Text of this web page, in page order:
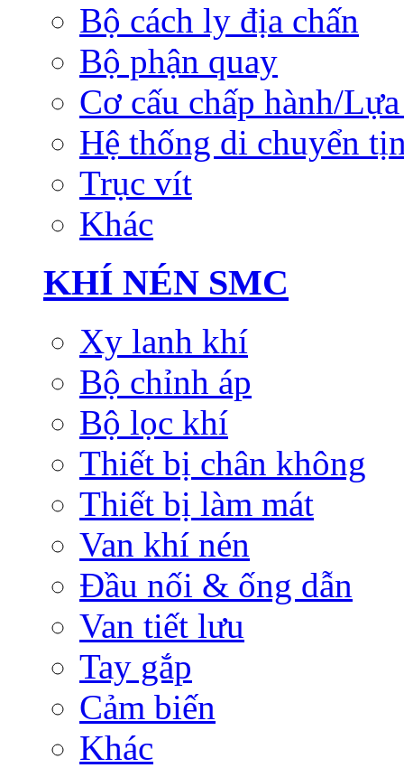
Bộ cách ly địa chấn
Bộ phận quay
Cơ cấu chấp hành/
Hệ thống di chuyển
Trục vít
Khác
KHÍ NÉN SMC
Xy lanh khí
Bộ chỉnh áp
Bộ lọc khí
Thiết bị chân không
Thiết bị làm mát
Van khí nén
Đầu nối & ống dẫn
Van tiết lưu
Tay gắp
Cảm biến
Khác